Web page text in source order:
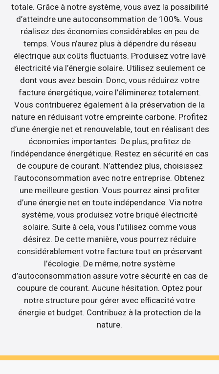
totale. Grâce à notre système, vous avez la possibilité
d’atteindre une autoconsommation de 100%. Vous
réalisez des économies considérables en peu de
temps. Vous n’aurez plus à dépendre du réseau
électrique aux coûts fluctuants. Produisez votre lavé
électricité via l’énergie solaire. Utilisez seulement ce
dont vous avez besoin. Donc, vous réduirez votre
facture énergétique, voire l’éliminerez totalement.
Vous contribuerez également à la préservation de la
nature en réduisant votre empreinte carbone. Profitez
d’une énergie net et renouvelable, tout en réalisant des
économies importantes. De plus, profitez de
l’indépendance énergétique. Restez en sécurité en cas
de coupure de courant. N’attendez plus, choisissez
l’autoconsommation avec notre entreprise. Obtenez
une meilleure gestion. Vous pourrez ainsi profiter
d’une énergie net en toute indépendance. Via notre
système, vous produisez votre briqué électricité
solaire. Suite à cela, vous l’utilisez comme vous
désirez. De cette manière, vous pourrez réduire
considérablement votre facture tout en préservant
l’écologie. De même, notre système
d’autoconsommation assure votre sécurité en cas de
coupure de courant. Aucune hésitation. Optez pour
notre structure pour gérer avec efficacité votre
énergie et budget. Contribuez à la protection de la
nature.